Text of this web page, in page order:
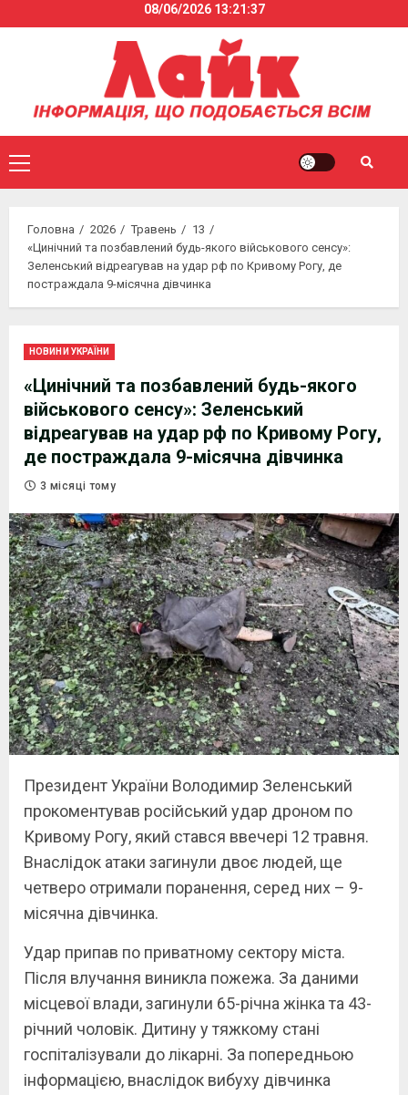
to
08/06/2026 13:21:37
Primary
Menu
Головна 2026 Травень
13
«Цинічний та позбавлений будь-якого військового сенсу»:
Зеленський відреагував на удар рф по Кривому Рогу, де
постраждала 9-місячна дівчинка
НОВИНИ УКРАЇНИ
«Цинічний та позбавлений будь-якого
військового сенсу»: Зеленський
відреагував на удар рф по Кривому Рогу,
де постраждала 9-місячна дівчинка
3 місяці тому
Президент України Володимир Зеленський
прокоментував російський удар дроном по
Кривому Рогу, який стався ввечері 12 травня.
Внаслідок атаки загинули двоє людей, ще
четверо отримали поранення, серед них – 9-
місячна дівчинка.
Удар припав по приватному сектору міста.
Після влучання виникла пожежа. За даними
місцевої влади, загинули 65-річна жінка та 43-
річний чоловік. Дитину у тяжкому стані
госпіталізували до лікарні. За попередньою
інформацією, внаслідок вибуху дівчинка